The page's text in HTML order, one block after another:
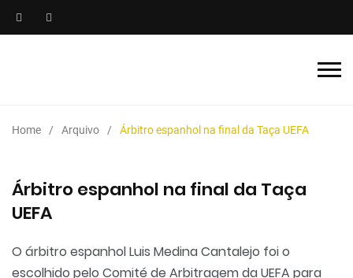
Home Arquivo Árbitro espanhol na final da Taça UEFA
Árbitro espanhol na final da Taça
UEFA
O árbitro espanhol Luis Medina Cantalejo foi o
escolhido pelo Comité de Arbitragem da UEFA para